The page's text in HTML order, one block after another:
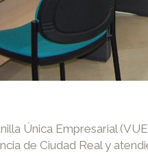
Única Empresarial
de Ciudad Real y